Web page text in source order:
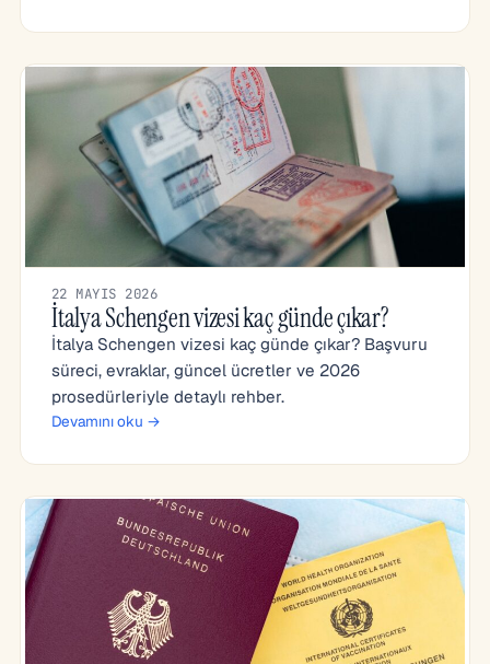
22 MAYIS 2026
İtalya Schengen vizesi kaç günde çıkar?
İtalya Schengen vizesi kaç günde çıkar? Başvuru
süreci, evraklar, güncel ücretler ve 2026
prosedürleriyle detaylı rehber.
Devamını oku →